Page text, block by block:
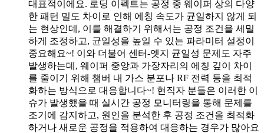
대표적이에요. 로딩 이펙트는 공정 중 웨이퍼 상의 다양
한 패턴 밀도 차이로 인해 에칭 속도가 균일하지 않게 되
는 현상인데, 이를 해결하기 위해서는 공정 조건을 세밀
하게 조정하고, 균일성을 높일 수 있는 파라미터 설정이
중요해요~! 이와 더불어 센터-엣지 균일성 문제도 자주
발생하는데, 웨이퍼 중앙과 가장자리의 에칭 깊이 차이
를 줄이기 위해 챔버 내 가스 분포나 RF 전력 등을 최적
화하는 방식으로 대응합니다~! 현직자 분들은 이러한 이
슈가 발생했을 때 실시간 공정 모니터링을 통해 문제를
조기에 감지하고, 원인을 분석한 후 공정 조건을 최적화
하거나 새로운 공정을 적용하여 대응하는 경우가 많아요